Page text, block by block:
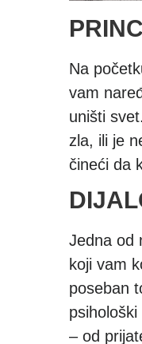
Na
vam
uništi
zla, ili je
čineći da
Jedna od
koji vam
poseban
– od